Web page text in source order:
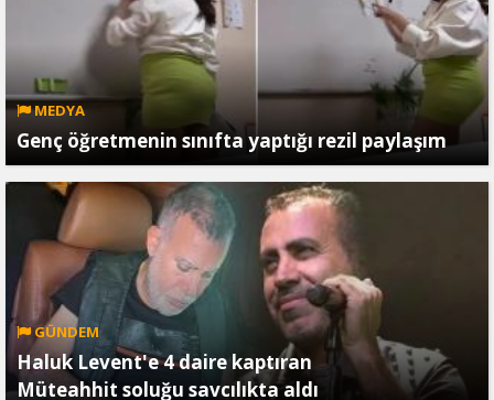
MEDYA
Genç öğretmenin sınıfta yaptığı rezil paylaşım
GÜNDEM
Haluk Levent'e 4 daire kaptıran
Müteahhit soluğu savcılıkta aldı